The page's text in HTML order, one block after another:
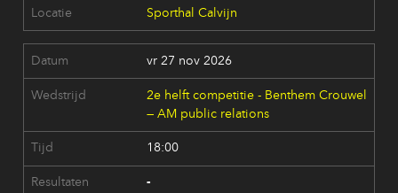
Sporthal Calvijn
vr 27 nov 2026
2e helft competitie - Benthem Crouwel
— AM public relations
18:00
-